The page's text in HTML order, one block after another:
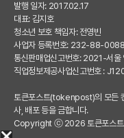
발행 일자: 2017.02.17
대표: 김지호
청소년 보호 책임자: 전영빈
사업자 등록번호: 232-88-
통신판매업신고번호: 2021-서
직업정보제공사업신고번호 :
토큰포스트(tokenpost)의 모든
사, 배포 등을 금합니다.
Copyright ⓒ 2026 토큰포스